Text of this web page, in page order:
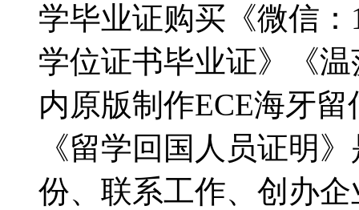
学毕业证购买《微信：
学位证书毕业证》《
内原版制作ECE海牙
《留学回国人员证明
份、联系工作、创办